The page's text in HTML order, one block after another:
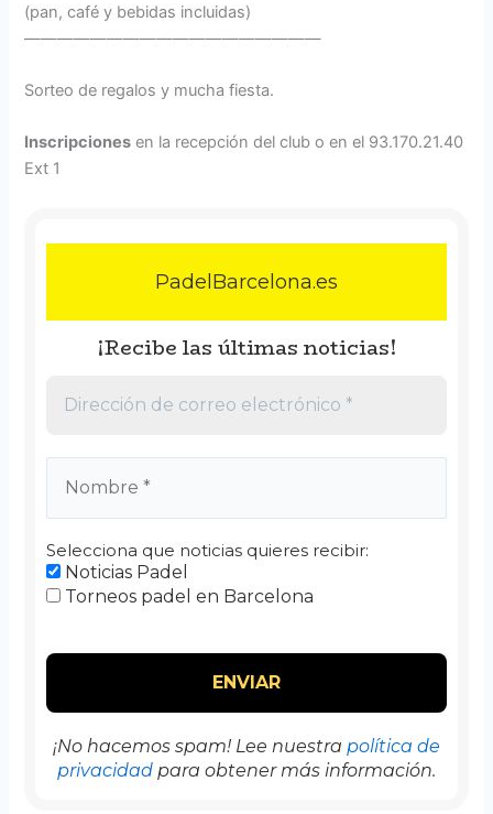
(pan, café y bebidas incluidas)
——————————————————
Sorteo de regalos y mucha fiesta.
Inscripciones en la recepción del club o en el 93.170.21.40
Ext 1
PadelBarcelona.es
¡Recibe las últimas noticias!
Selecciona que noticias quieres recibir:
Noticias Padel
Torneos padel en Barcelona
¡No hacemos spam! Lee nuestra política de
privacidad para obtener más información.